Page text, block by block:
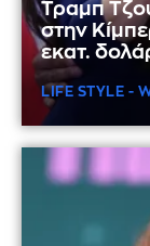
Τραμπ
στην
εκατ.
LIFE STYLE -